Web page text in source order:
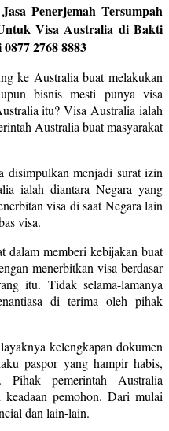
Penerjemah Tersumpah
Visa Australia di Bakti
2768 8883
ke Australia buat melakukan
bisnis mesti punya visa
itu? Visa Australia ialah
Australia buat masyarakat
disimpulkan menjadi surat izin
ialah diantara Negara yang
visa di saat Negara lain
visa.
dalam memberi kebijakan buat
menerbitkan visa berdasar
itu. Tidak selama-lamanya
di terima oleh pihak
kelengkapan dokumen
paspor yang hampir habis,
Pihak pemerintah Australia
pemohon. Dari mulai
dan lain-lain.